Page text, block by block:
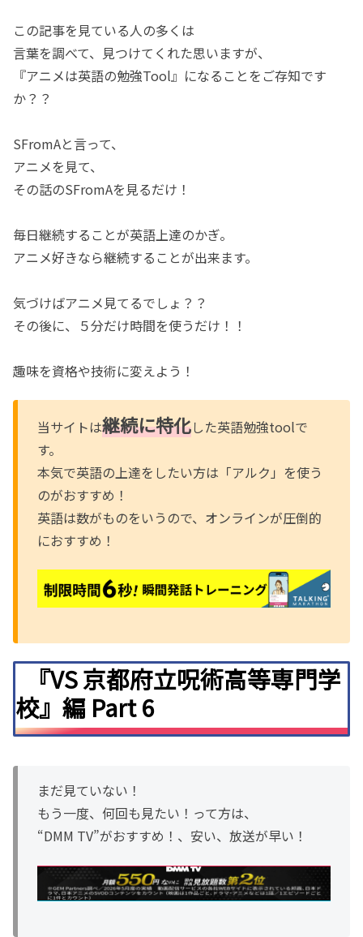
この記事を見ている人の多くは
言葉を調べて、見つけてくれた思いますが、
『アニメは英語の勉強Tool』になることをご存知です
か？？
SFromAと言って、
アニメを見て、
その話のSFromAを見るだけ！
毎日継続することが英語上達のかぎ。
アニメ好きなら継続することが出来ます。
気づけばアニメ見てるでしょ？？
その後に、５分だけ時間を使うだけ！！
趣味を資格や技術に変えよう！
当サイトは継続に特化した英語勉強toolで
す。
本気で英語の上達をしたい方は「アルク」を使う
のがおすすめ！
英語は数がものをいうので、オンラインが圧倒的
におすすめ！
『VS 京都府立呪術高等専門学
校』編 Part 6
まだ見ていない！
もう一度、何回も見たい！って方は、
“DMM TV”がおすすめ！、安い、放送が早い！